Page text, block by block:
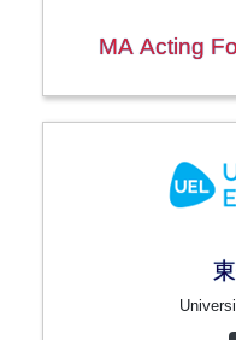
MA Acting